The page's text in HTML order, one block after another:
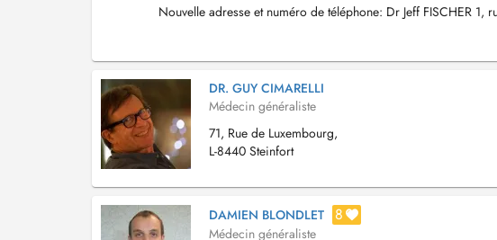
Nouvelle adresse et numéro de téléphone: Dr Jeff FISCHER
DR. GUY CIMARELLI
Médecin généraliste
71, Rue de Luxembourg,
L-8440 Steinfort
DAMIEN BLONDLET 8
Médecin généraliste